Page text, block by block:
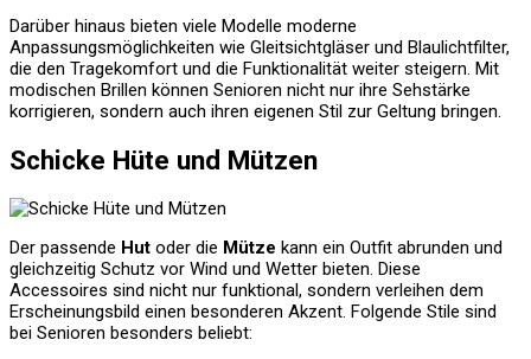
Darüber hinaus bieten viele Modelle moderne
Anpassungsmöglichkeiten wie Gleitsichtgläser und Blaulichtfilter,
die den Tragekomfort und die Funktionalität weiter steigern. Mit
modischen Brillen können Senioren nicht nur ihre Sehstärke
korrigieren, sondern auch ihren eigenen Stil zur Geltung bringen.
Schicke Hüte und Mützen
Der passende Hut oder die Mütze kann ein Outfit abrunden und
gleichzeitig Schutz vor Wind und Wetter bieten. Diese
Accessoires sind nicht nur funktional, sondern verleihen dem
Erscheinungsbild einen besonderen Akzent. Folgende Stile sind
bei Senioren besonders beliebt: